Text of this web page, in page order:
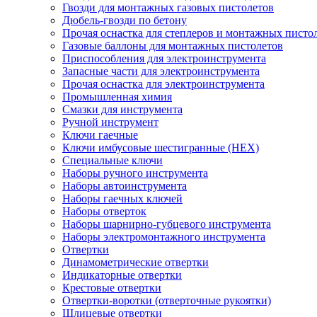
Гвозди для монтажных газовых пистолетов
Дюбель-гвозди по бетону
Прочая оснастка для степлеров и монтажных
Газовые баллоны для монтажных пистолетов
Приспособления для электроинструмента
Запасные части для электроинструмента
Прочая оснастка для электроинструмента
Промышленная химия
Смазки для инструмента
Ручной инструмент
Ключи гаечные
Ключи имбусовые шестигранные (HEX)
Специальные ключи
Наборы ручного инструмента
Наборы автоинструмента
Наборы гаечных ключей
Наборы отверток
Наборы шарнирно-губцевого инструмента
Наборы электромонтажного инструмента
Отвертки
Динамометрические отвертки
Индикаторные отвертки
Крестовые отвертки
Отвертки-воротки (отверточные рукоятки)
Шлицевые отвертки